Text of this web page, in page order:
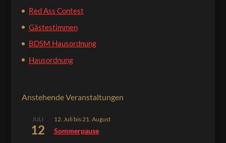
Red Ass Contest
Gästestimmen
BDSM Hausordnung
Hausordnung
Anstehende Veranstaltungen
JULI
12
12. Julibis 21. August
Sommerpause